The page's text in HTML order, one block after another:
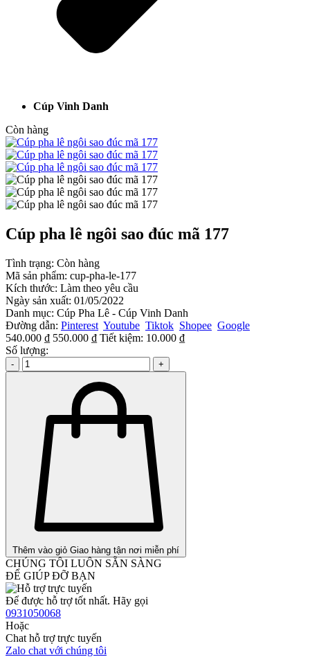
Cúp Vinh Danh
Còn hàng
Cúp pha lê ngôi sao đúc mã 177
Tình trạng: Còn hàng
Mã sản phẩm: cup-pha-le-177
Kích thước: Làm theo yêu cầu
Ngày sản xuất: 01/05/2022
Danh mục: Cúp Pha Lê - Cúp Vinh Danh
Đường dẫn: Pinterest Youtube Tiktok Shopee Google
540.000 ₫ 550.000 ₫ Tiết kiệm: 10.000 ₫
Số lượng:
- +
Thêm vào giỏ Giao hàng tận nơi miễn phí
CHÚNG TÔI LUÔN SẴN SÀNG
ĐỂ GIÚP ĐỠ BẠN
Để được hỗ trợ tốt nhất. Hãy gọi
0931050068
Hoặc
Chat hỗ trợ trực tuyến
Zalo chat với chúng tôi